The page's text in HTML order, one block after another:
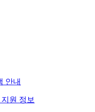
안내
원 정보